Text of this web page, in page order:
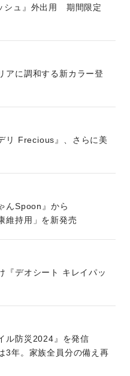
シュ』外出用 期間限定
アに調和する新カラー登
リ Frecious』、さらに美
んSpoon』から
維持用」を新発売
『デオシート キレイパッ
ル防災2024』を発信
3年。家族全員分の備え再